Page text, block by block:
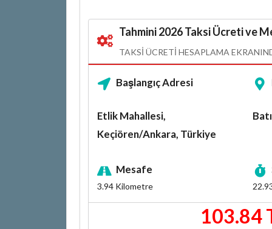
Tahmini 2026 Taksi Ücreti ve
TAKSI ÜCRETI HESAPLAMA
Başlangıç Adresi
Etlik Mahallesi,
Keçiören/Ankara, Türkiye
Mesafe
3.94Kilometre
103.84